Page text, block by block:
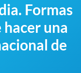
Formas
una
de